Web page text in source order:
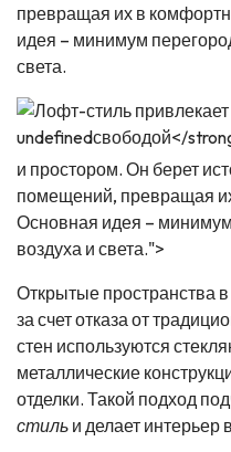
превращая их в
идея – минимум
света.
и простором. Он берет
помещений, превращая
Основная идея –
воздуха и света.">
Открытые пространства
за счет отказа от
стен используются
металлические
отделки. Такой подход
стиль и делает интерьер